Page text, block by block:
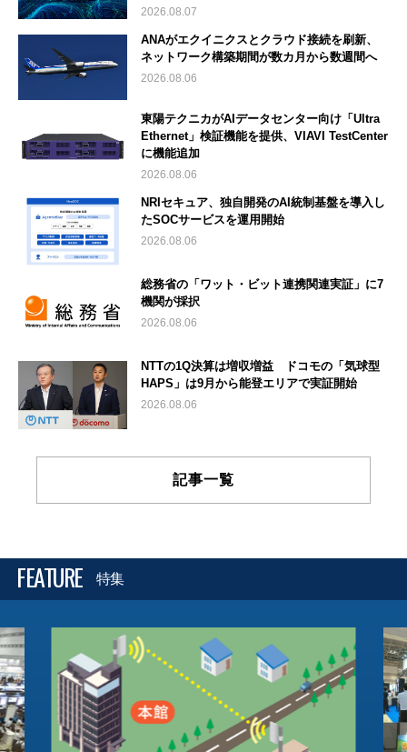
2026.08.07
ANAがエクイニクスとクラウド接続を刷新、
ネットワーク構築期間が数カ月から数週間へ
2026.08.06
東陽テクニカがAIデータセンター向け「Ultra
Ethernet」検証機能を提供、VIAVI TestCenter
に機能追加
2026.08.06
NRIセキュア、独自開発のAI統制基盤を導入し
たSOCサービスを運用開始
2026.08.06
総務省の「ワット・ビット連携関連実証」に7
機関が採択
2026.08.06
NTTの1Q決算は増収増益 ドコモの「気球型
HAPS」は9月から能登エリアで実証開始
2026.08.06
記事一覧
FEATURE 特集